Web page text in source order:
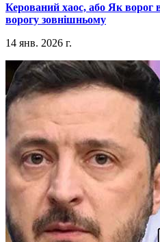
​Керований хаос, або Як ворог
ворогу зовнішньому
14 янв. 2026 г.